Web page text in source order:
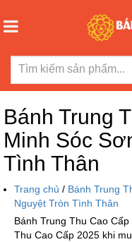
Bánh Trung
Minh Sóc
Tình Thân
Trang chủ / Bánh Trung
Nguyệt Tròn Tình Thân
Bánh Trung Thu Cao
Thu Cao Cấp 2025 khi